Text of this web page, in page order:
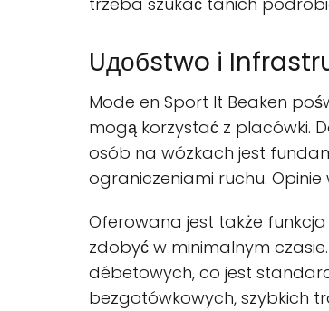
Uдобstwo i
Mode en Sport It Beaken
mogą korzystać z placówki.
osób na wózkach jest
ograniczeniami ruchu.
Oferowana jest także
zdobyć w minimalnym
débetowych, co jest
bezgotówkowych, szybkich